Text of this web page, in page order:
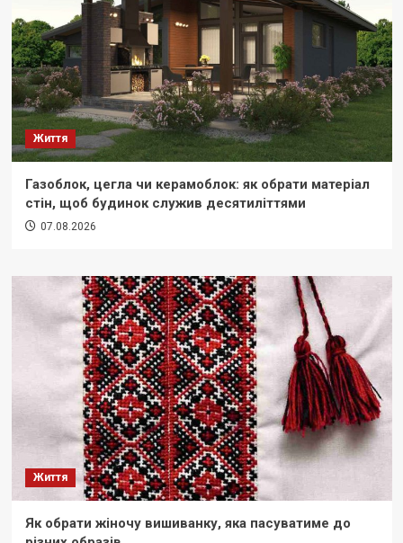
Життя
Газоблок, цегла чи керамоблок: як обрати матеріал
стін, щоб будинок служив десятиліттями
07.08.2026
Життя
Як обрати жіночу вишиванку, яка пасуватиме до